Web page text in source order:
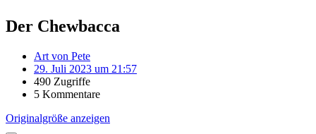
Der Chewbacca
Art von Pete
29. Juli 2023 um 21:57
490 Zugriffe
5 Kommentare
Originalgröße anzeigen